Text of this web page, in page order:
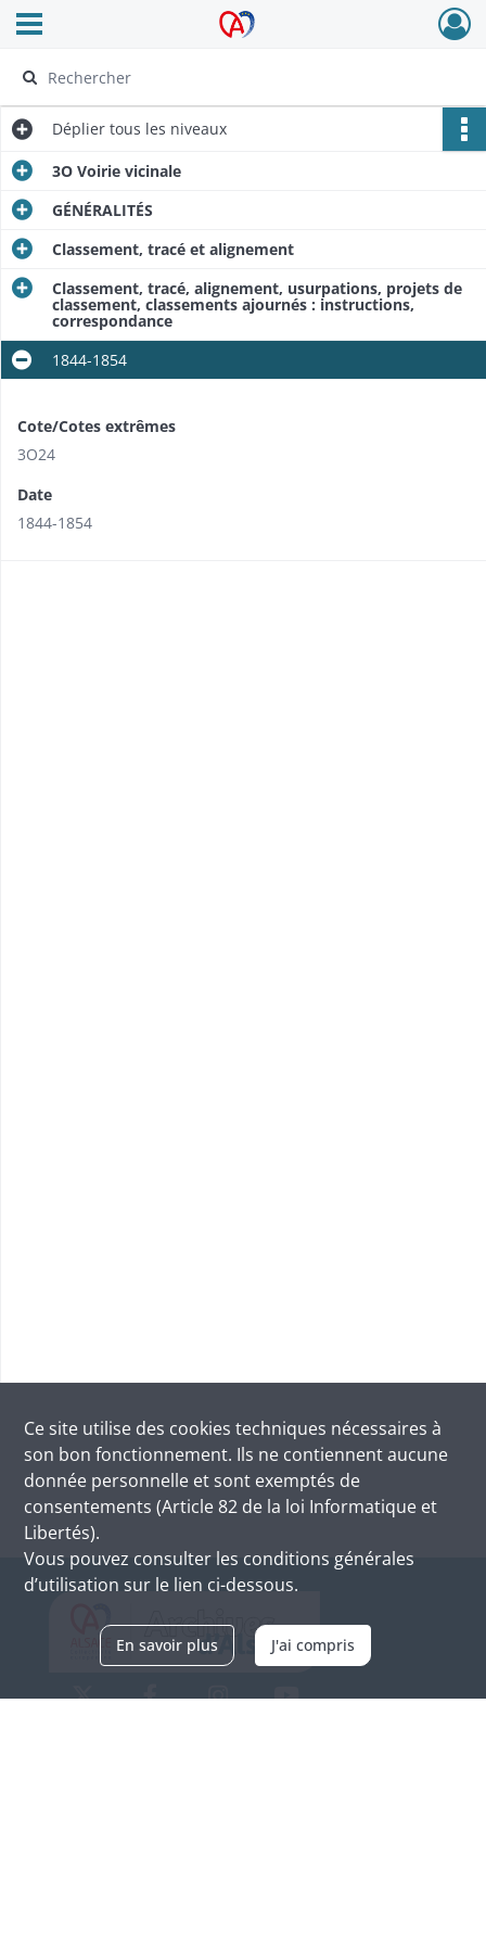
Archives Alsace - Colmar
Ouvrir le menu déroulant
Déplier tous les niveaux
3O Voirie vicinale
GÉNÉRALITÉS
Classement, tracé et alignement
Classement, tracé, alignement, usurpations, projets de
classement, classements ajournés : instructions,
correspondance
1844-1854
Cote/Cotes extrêmes
3O24
Date
1844-1854
Ce site utilise des cookies techniques nécessaires à
son bon fonctionnement. Ils ne contiennent aucune
donnée personnelle et sont exemptés de
consentements (Article 82 de la loi Informatique et
Libertés).
Vous pouvez consulter les conditions générales
d’utilisation sur le lien ci-dessous.
En savoir plus J'ai compris